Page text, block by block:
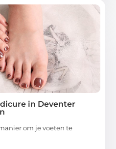
in Deventer
om je voeten te